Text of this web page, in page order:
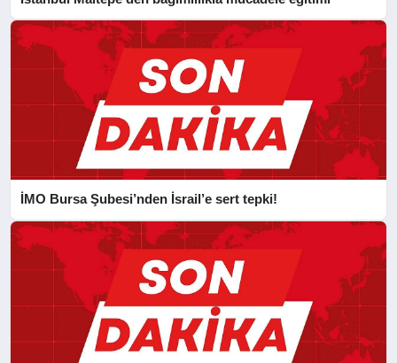
İMO Bursa Şubesi’nden İsrail’e sert tepki!